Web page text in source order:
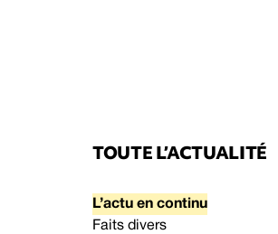
TOUTE L’ACTUALITÉ
L’actu en continu
Faits divers